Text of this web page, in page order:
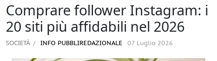
Comprare follower Instagram: i
20 siti più affidabili nel 2026
SOCIETÀ INFO PUBBLIREDAZIONALE 07 Luglio 2026